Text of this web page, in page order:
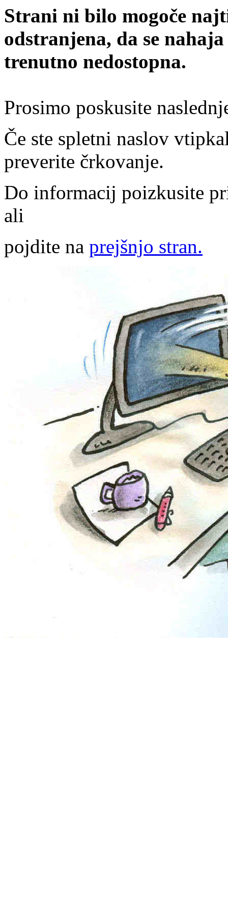
Strani ni bilo mogoče
odstranjena, da se
trenutno nedostopna.
Prosimo poskusite
Če ste spletni naslov
preverite črkovanje.
Do informacij poizkusite
ali
pojdite na prejšnjo stran.